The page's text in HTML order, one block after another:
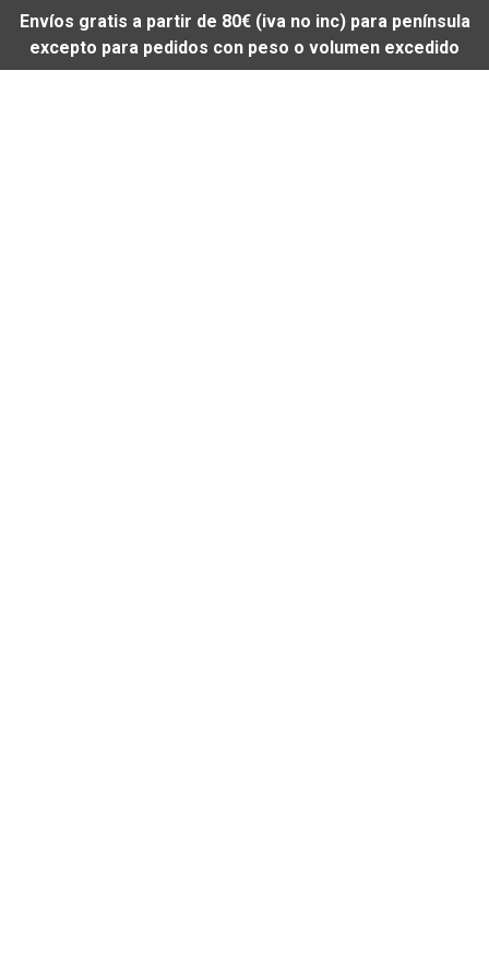
Envíos gratis a partir de 80€ (iva no inc) para península
excepto para pedidos con peso o volumen excedido